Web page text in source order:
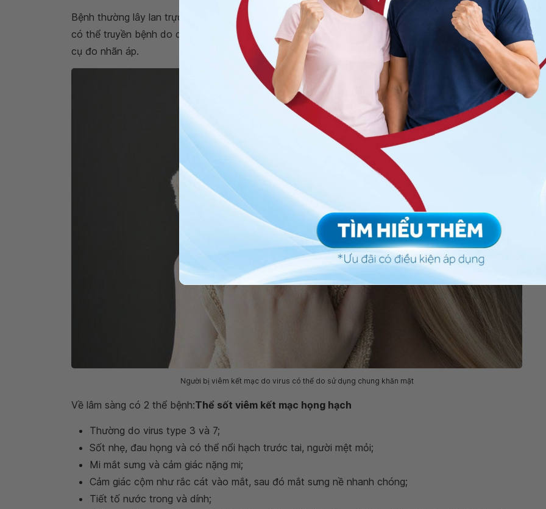
Bệnh thường lây lan trực tiếp qua tiếp xúc với tiết tố từ mắt người bệnh hoặc qua đường hô hấp và
có thể truyền bệnh do dùng chung khăn mặt hoặc sử dụng chung các dụng cụ khám mắt như dụng
cụ đo nhãn áp.
Người bị viêm kết mạc do virus có thể do sử dụng chung khăn mặt
Về lâm sàng có 2 thể bệnh:Thể sốt viêm kết mạc họng hạch
Thường do virus type 3 và 7;
Sốt nhẹ, đau họng và có thể nổi hạch trước tai, người mệt mỏi;
Mi mắt sưng và cảm giác nặng mi;
Cảm giác cộm như rắc cát vào mắt, sau đó mắt sưng nề nhanh chóng;
Tiết tố nước trong và dính;